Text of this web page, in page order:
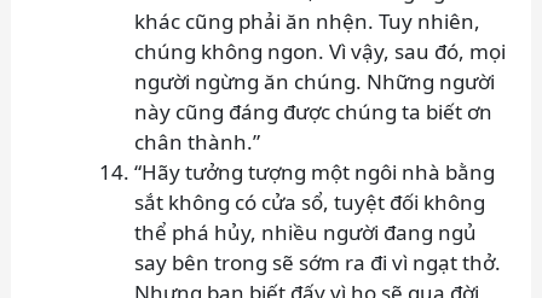
khác cũng phải ăn nhện. Tuy nhiên,
chúng không ngon. Vì vậy, sau đó, mọi
người ngừng ăn chúng. Những người
này cũng đáng được chúng ta biết ơn
chân thành.”
“Hãy tưởng tượng một ngôi nhà bằng
sắt không có cửa sổ, tuyệt đối không
thể phá hủy, nhiều người đang ngủ
say bên trong sẽ sớm ra đi vì ngạt thở.